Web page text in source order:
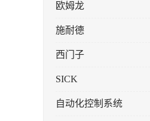
欧姆龙
施耐德
西门子
SICK
自动化控制系统